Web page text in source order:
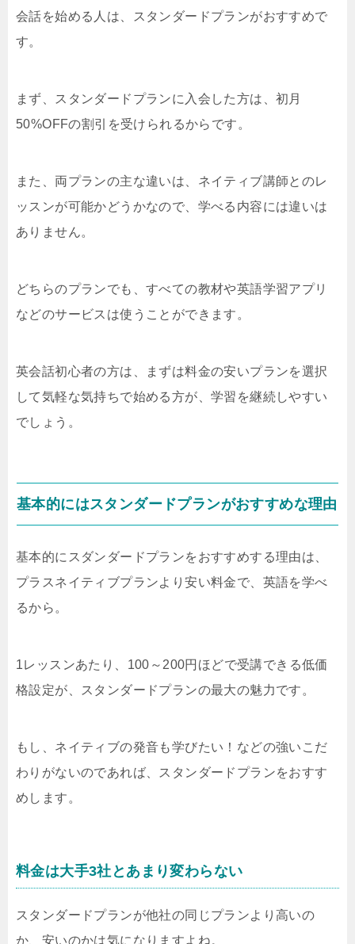
会話を始める人は、スタンダードプランがおすすめで
す。
まず、スタンダードプランに入会した方は、初月
50%OFFの割引を受けられるからです。
また、両プランの主な違いは、ネイティブ講師とのレ
ッスンが可能かどうかなので、学べる内容には違いは
ありません。
どちらのプランでも、すべての教材や英語学習アプリ
などのサービスは使うことができます。
英会話初心者の方は、まずは料金の安いプランを選択
して気軽な気持ちで始める方が、学習を継続しやすい
でしょう。
基本的にはスタンダードプランがおすすめな理由
基本的にスダンダードプランをおすすめする理由は、
プラスネイティブプランより安い料金で、英語を学べ
るから。
1レッスンあたり、100～200円ほどで受講できる低価
格設定が、スタンダードプランの最大の魅力です。
もし、ネイティブの発音も学びたい！などの強いこだ
わりがないのであれば、スタンダードプランをおすす
めします。
料金は大手3社とあまり変わらない
スタンダードプランが他社の同じプランより高いの
か、安いのかは気になりますよね。